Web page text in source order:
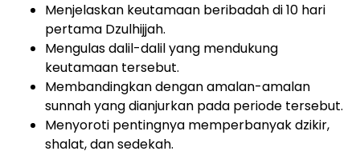
Menjelaskan keutamaan beribadah di 10 hari
pertama Dzulhijjah.
Mengulas dalil-dalil yang mendukung
keutamaan tersebut.
Membandingkan dengan amalan-amalan
sunnah yang dianjurkan pada periode tersebut.
Menyoroti pentingnya memperbanyak dzikir,
shalat, dan sedekah.